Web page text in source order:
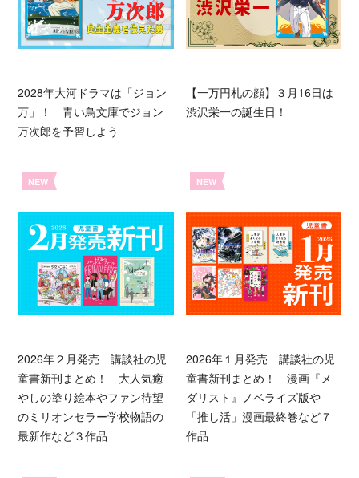
2028年大河ドラマは「ジョン
万」！ 青い鳥文庫でジョン
万次郎を予習しよう
【一万円札の顔】３月16日は
渋沢栄一の誕生日！
NEW
2026年２月発売 講談社の児
童書新刊まとめ！ 大人気癒
やしの塗り絵本やファン待望
のミリオンセラー学校物語の
最新作など３作品
NEW
2026年１月発売 講談社の児
童書新刊まとめ！ 漫画『メ
ダリスト』ノベライズ版や
「推し活」漫画最終巻など７
作品